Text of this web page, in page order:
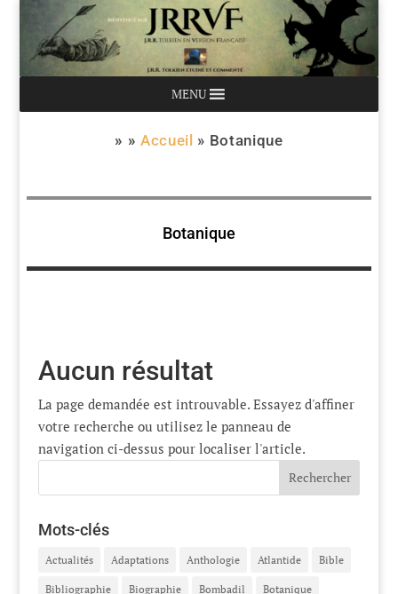
MENU
» » Accueil » Botanique
Botanique
Aucun résultat
La page demandée est introuvable. Essayez d'affiner
votre recherche ou utilisez le panneau de
navigation ci-dessus pour localiser l'article.
Mots-clés
Actualités Adaptations Anthologie Atlantide Bible
Bibliographie Biographie Bombadil Botanique